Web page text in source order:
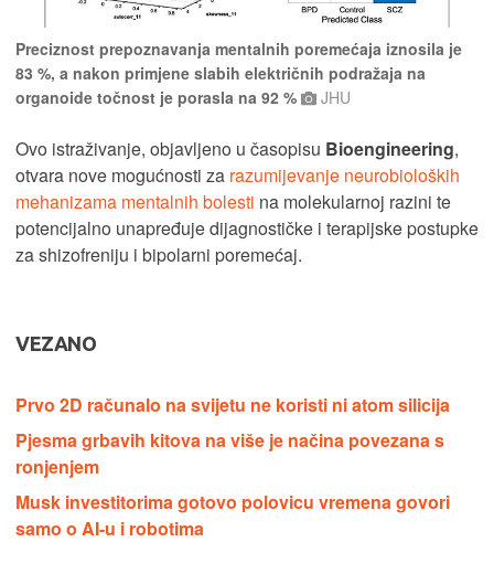
Preciznost prepoznavanja mentalnih poremećaja iznosila je
83 %, a nakon primjene slabih električnih podražaja na
organoide točnost je porasla na 92 %
JHU
Ovo istraživanje, objavljeno u časopisu Bioengineering,
otvara nove mogućnosti za razumijevanje neurobioloških
mehanizama mentalnih bolesti na molekularnoj razini te
potencijalno unapređuje dijagnostičke i terapijske postupke
za shizofreniju i bipolarni poremećaj.
VEZANO
Prvo 2D računalo na svijetu ne koristi ni atom silicija
Pjesma grbavih kitova na više je načina povezana s
ronjenjem
Musk investitorima gotovo polovicu vremena govori
samo o AI-u i robotima